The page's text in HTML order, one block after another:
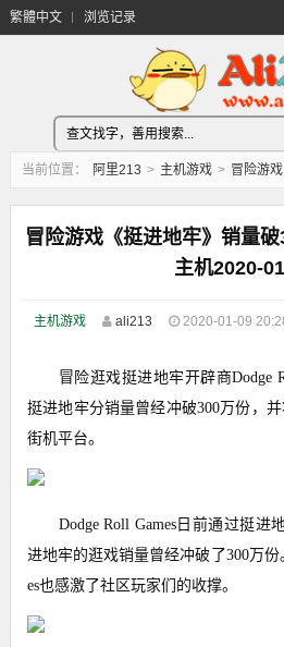
繁體中文 浏览记录
当前位置： 阿里213 > 主机游戏 > 冒险游戏《挺
冒险游戏《挺进地牢》销量
主机2020-
主机游戏 ali213 2020-01-09
冒险逛戏挺进地牢开辟商Dodge
挺进地牢分销量曾经冲破300万份，
街机平台。
Dodge Roll Games日前通过挺进
进地牢的逛戏销量曾经冲破了300万份
es也感激了社区玩家们的收撑。